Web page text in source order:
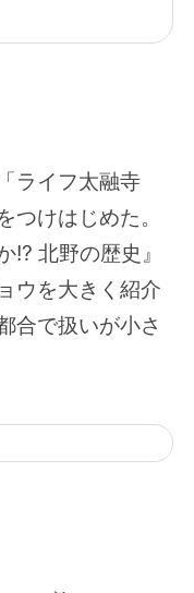
ライフ太融寺
つけはじめた。
北野の歴史』
ウを大きく紹介
合で扱いが小さ